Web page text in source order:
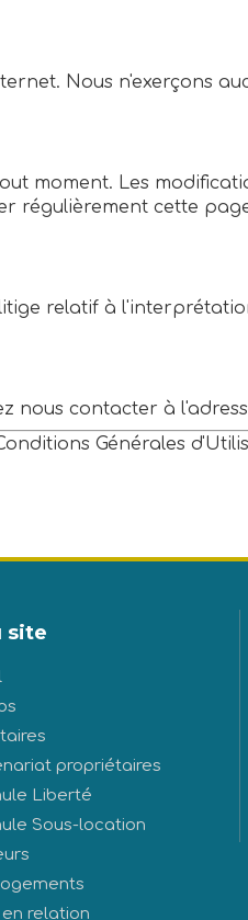
Nous n'exerçons
moment. Les
régulièrement cette
relatif à
nous contacter à
Générales
site
propriétaires
Liberté
Sous-location
en relation